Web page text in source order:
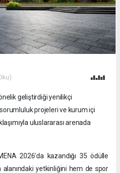
geliştirdiği yenilikçi
projeleri ve kurum içi
uluslararası arenada
2026’da kazandığı 35 ödülle
yetkinliğini hem de spor